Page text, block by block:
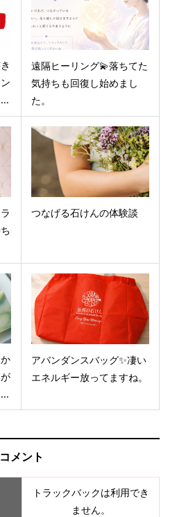
遠隔ヒーリング💫落ちてた
気持ちも回復し始めまし
た。
つなげる石けんの体験談
アバンダンスバッグ✨凄い
エネルギー放ってますね。
コメント
トラックバックは利用でき
ません。